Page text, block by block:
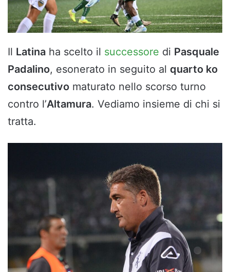
Il Latina ha scelto il successore di Pasquale
Padalino, esonerato in seguito al quarto ko
consecutivo maturato nello scorso turno
contro l’Altamura. Vediamo insieme di chi si
tratta.